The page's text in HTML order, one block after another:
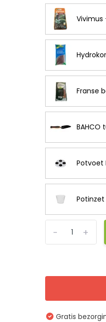
Vivimus
Franse
BAHCO
Potvoet
+
-
Gratis